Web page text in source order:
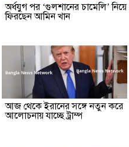
অর্ধযুগ পর ‘গুলশানের চামেলি’ নিয়ে
ফিরছেন আমিন খান
আজ থেকে ইরানের সঙ্গে নতুন করে
আলোচনায় যাচ্ছে ট্রাম্প